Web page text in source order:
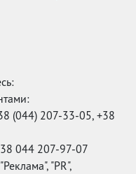
(044) 207-33-05, +38
044 207-97-07
"PR",